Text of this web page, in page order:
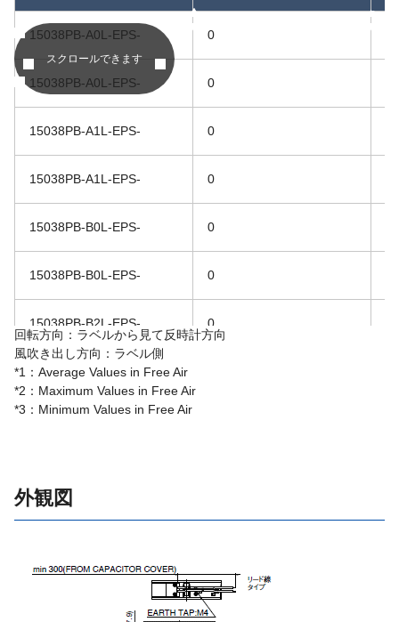
スクロールできます
15038PB-A0L-EPS- 0
15038PB-A0L-EPS- 0
15038PB-A1L-EPS- 0
15038PB-A1L-EPS- 0
15038PB-B0L-EPS- 0
15038PB-B0L-EPS- 0
15038PB-B2L-EPS- 0
15038PB-B2L-EPS-
15038PB-B4L-EPS-
回転方向：ラベルから見て反時計方向
風吹き出し方向：ラベル側
*1：Average Values in Free Air
*2：Maximum Values in Free Air
*3：Minimum Values in Free Air
外観図